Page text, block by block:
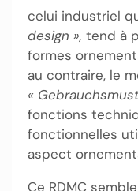
celui industriel
design », tend à
formes
au contraire, le
«
fonctions
fonctionnelles
aspect
Ce RDMC